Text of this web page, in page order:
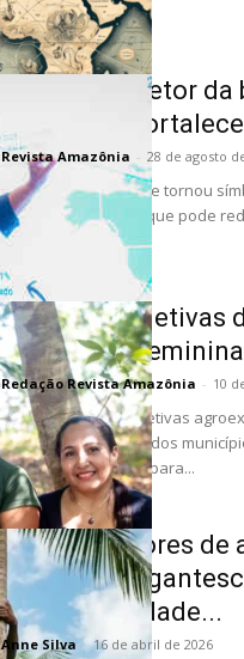
Açaí como vetor
unem para
Revista Amazônia - 28 de agosto
O açaí, fruto que já se tornou
agenda estratégica que pode
Cozinhas coletivas
autonomia
Redação Revista Amazônia - 10
Quatro cozinhas coletivas
comunidades rurais dos
(PA). Um novo papel para...
Os apanhadores de
palmeiras
sustentabilidade...
Anne Silva - 16 de abril de 2026